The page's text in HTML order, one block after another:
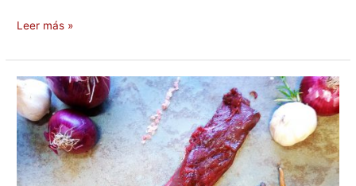
c
e
b
o
o
k
o
d
o
n
l
p
ar
tir
Leer más »
Capreolus
capreolus.
Información
nutricional
de
la